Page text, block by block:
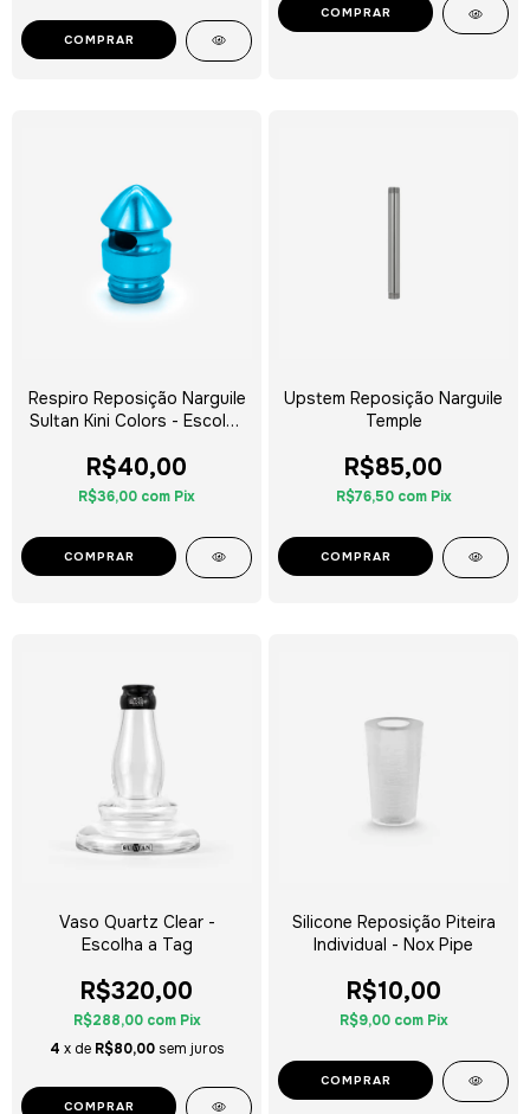
COMPRAR
Respiro Reposição Narguile
Sultan Kini Colors - Escolha
R$40,00
R$36,00 com Pix
COMPRAR
Upstem Reposição Narguile
Temple
R$85,00
R$76,50 com Pix
Vaso Quartz Clear -
Escolha a Tag
R$320,00
R$288,00 com Pix
4 x de R$80,00 sem juros
COMPRAR
Silicone Reposição Piteira
Individual - Nox Pipe
R$10,00
R$9,00 com Pix
COMPRAR